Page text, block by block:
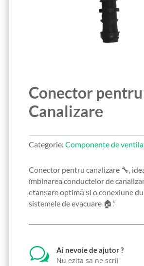
Conector pentru
Canalizare
Categorie:Componente de
Conector pentru canalizare 🔧,
îmbinarea conductelor de
etanșare optimă și o conexiune
sistemele de evacuare 🏠.”
w Ai nevoie de ajutor ?
Nu ezita sa ne scrii